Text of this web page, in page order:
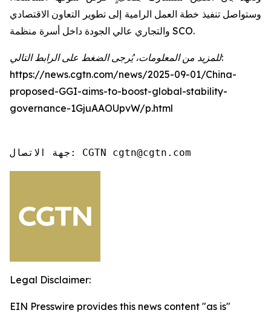
وستواصل تنفيذ خطة العمل الرامية إلى تطوير التعاون الاقتصادي
والتجاري عالي الجودة داخل أسرة منظمة SCO.
للمزيد من المعلومات، يُرجى الضغط على الرابط التالي:
https://news.cgtn.com/news/2025-09-01/China-
proposed-GGI-aims-to-boost-global-stability-
governance-1GjuAAOUpvW/p.html
جهة الاتصال: CGTN cgtn@cgtn.com
Legal Disclaimer:
EIN Presswire provides this news content "as is"